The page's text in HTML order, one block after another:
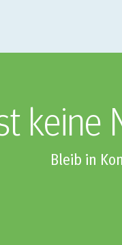
keine
Bleib in